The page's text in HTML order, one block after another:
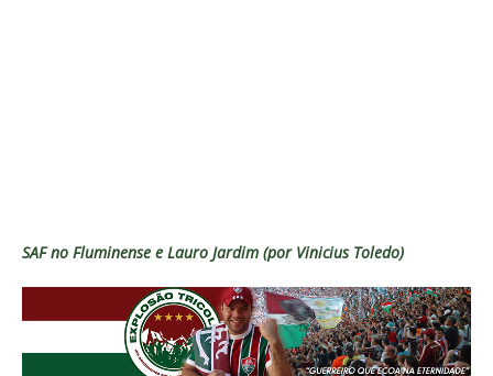
SAF no Fluminense e Lauro Jardim (por Vinicius Toledo)